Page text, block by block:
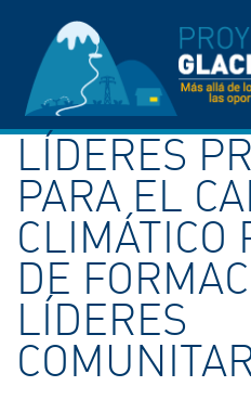
LÍDERES
PARA EL
CLIMÁTICO
DE
LÍDERES